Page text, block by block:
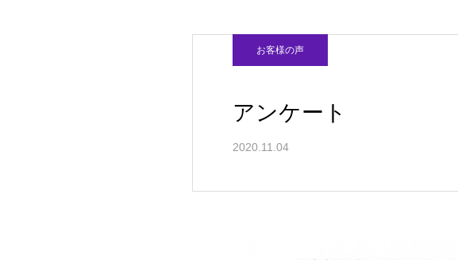
お客様の声
アンケート
2020.11.04